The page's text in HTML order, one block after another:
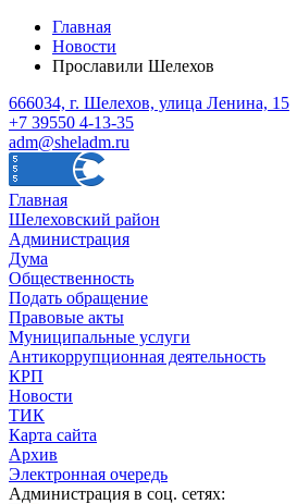
Главная
Новости
Прославили Шелехов
666034, г. Шелехов, улица Ленина, 15
+7 39550 4-13-35
adm@sheladm.ru
Главная
Шелеховский район
Администрация
Дума
Общественность
Подать обращение
Правовые акты
Муниципальные услуги
Антикоррупционная деятельность
КРП
Новости
ТИК
Карта сайта
Архив
Электронная очередь
Администрация в соц. сетях: